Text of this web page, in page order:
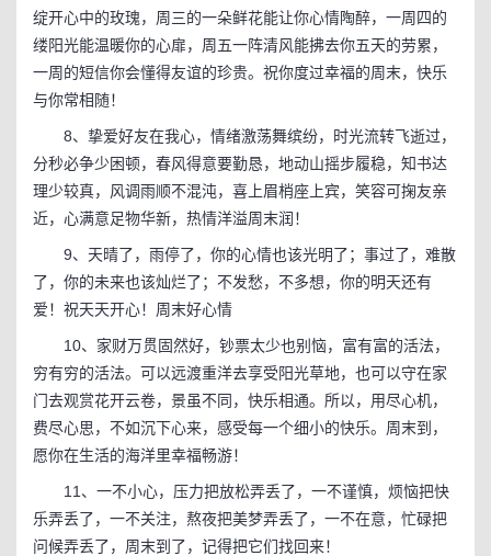
绽开心中的玫瑰，周三的一朵鲜花能让你心情陶醉，一周四的
缕阳光能温暖你的心扉，周五一阵清风能拂去你五天的劳累，
一周的短信你会懂得友谊的珍贵。祝你度过幸福的周末，快乐
与你常相随！
8、挚爱好友在我心，情绪激荡舞缤纷，时光流转飞逝过，
分秒必争少困顿，春风得意要勤恳，地动山摇步履稳，知书达
理少较真，风调雨顺不混沌，喜上眉梢座上宾，笑容可掬友亲
近，心满意足物华新，热情洋溢周末润！
9、天晴了，雨停了，你的心情也该光明了；事过了，难散
了，你的未来也该灿烂了；不发愁，不多想，你的明天还有
爱！祝天天开心！周末好心情
10、家财万贯固然好，钞票太少也别恼，富有富的活法，
穷有穷的活法。可以远渡重洋去享受阳光草地，也可以守在家
门去观赏花开云卷，景虽不同，快乐相通。所以，用尽心机，
费尽心思，不如沉下心来，感受每一个细小的快乐。周末到，
愿你在生活的海洋里幸福畅游！
11、一不小心，压力把放松弄丢了，一不谨慎，烦恼把快
乐弄丢了，一不关注，熬夜把美梦弄丢了，一不在意，忙碌把
问候弄丢了，周末到了，记得把它们找回来！